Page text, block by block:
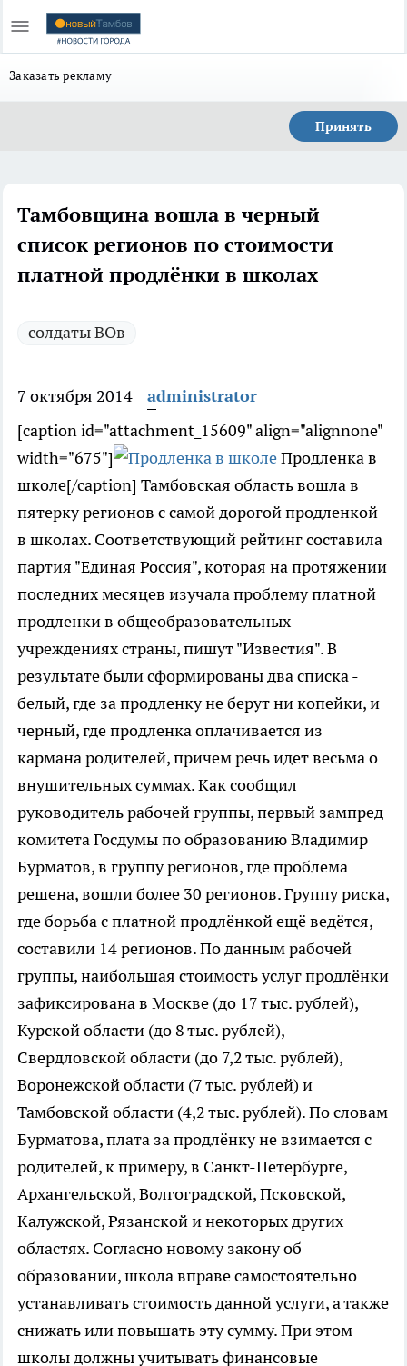
Заказать рекламу
Принять
Тамбовщина вошла в черный
список регионов по стоимости
платной продлёнки в школах
солдаты ВОв
7 октября 2014
administrator
[caption id="attachment_15609" align="alignnone"
width="675"]
Продленка в
школе[/caption] Тамбовская область вошла в
пятерку регионов с самой дорогой продленкой
в школах. Соответствующий рейтинг составила
партия "Единая Россия", которая на протяжении
последних месяцев изучала проблему платной
продленки в общеобразовательных
учреждениях страны, пишут "Известия". В
результате были сформированы два списка -
белый, где за продленку не берут ни копейки, и
черный, где продленка оплачивается из
кармана родителей, причем речь идет весьма о
внушительных суммах. Как сообщил
руководитель рабочей группы, первый зампред
комитета Госдумы по образованию Владимир
Бурматов, в группу регионов, где проблема
решена, вошли более 30 регионов. Группу риска,
где борьба с платной продлёнкой ещё ведётся,
составили 14 регионов. По данным рабочей
группы, наибольшая стоимость услуг продлёнки
зафиксирована в Москве (до 17 тыс. рублей),
Курской области (до 8 тыс. рублей),
Свердловской области (до 7,2 тыс. рублей),
Воронежской области (7 тыс. рублей) и
Тамбовской области (4,2 тыс. рублей). По словам
Бурматова, плата за продлёнку не взимается с
родителей, к примеру, в Санкт-Петербурге,
Архангельской, Волгоградской, Псковской,
Калужской, Рязанской и некоторых других
областях. Согласно новому закону об
образовании, школа вправе самостоятельно
устанавливать стоимость данной услуги, а также
снижать или повышать эту сумму. При этом
школы должны учитывать финансовые